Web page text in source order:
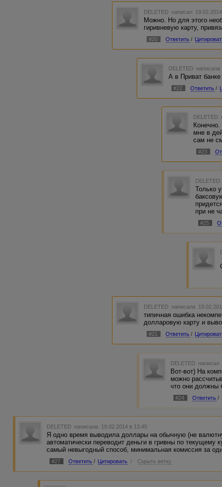
DELETED написал
Можно. Но для этого
гиривневую карту,
#20 Ответить /
DELETED
А в Приват
#22 Ответить /
DELETED
мне в
сам не
#23
DELETED
Только
при не
#25
DELETED написала
типичная ошибка
долларовую карту и
#21 Ответить /
DELETED
Вот-вот) На
можно
что они должны
#24 Ответить /
DELETED написала 19.02.2014 в 13:45
Я одно время выводила доллары на обычную (не
автоматически переводит деньги в гривны по текущему
самый невыгодный способ, минимальная комиссия за
#27 Ответить / Цитировать / Скрыть ветку